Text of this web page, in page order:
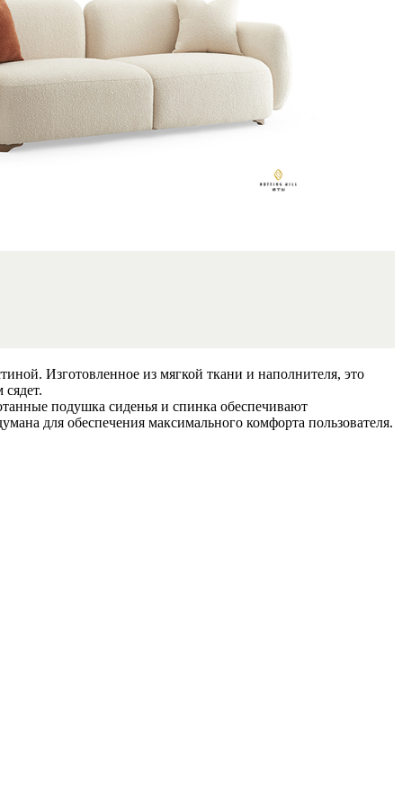
Изготовленное из мягкой ткани и наполнителя, это
подушка сиденья и спинка обеспечивают
для обеспечения максимального комфорта пользователя.